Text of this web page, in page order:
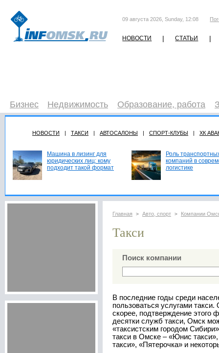
09 августа 2026, Sunday, 12:08
НОВОСТИ | СТАТЬИ |
Бизнес Недвижимость Образование, работа
НОВОСТИ | ТАКСИ | АВТОСАЛОНЫ | СПОРТ-КЛУБЫ | ХК
Машина в лизинг для
юридических лиц: кому
подходит такой формат
Роль
компаний в
логистике
Главная > Авто, спорт > Компании
Такси
Поиск компании
В последние годы среди
пользоваться услугами
скорее, подтверждение этого
десятки служб такси, Омск
«таксистским городом
такси в Омске – «Юнис
такси», «Пятерочка» и